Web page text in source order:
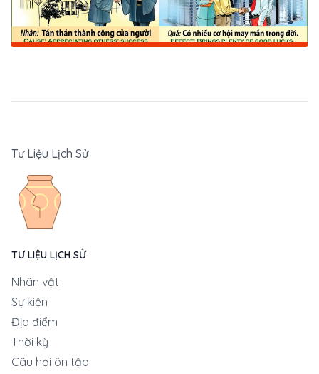
Tư Liệu Lịch Sử
TƯ LIỆU LỊCH SỬ
Nhân vật
Sự kiện
Địa điểm
Thời kỳ
Câu hỏi ôn tập